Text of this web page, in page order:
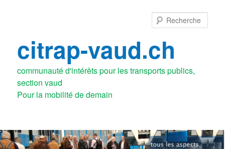
citrap-vaud.ch
communauté d'intérêts pour les transports publics,
section vaud